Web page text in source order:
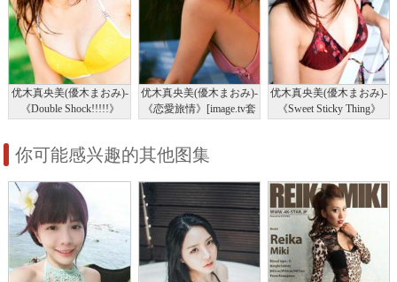
优木真央美(優木まおみ)-
《Double Shock!!!!!》
优木真央美(優木まおみ)-
《恋愛旅情》[image.tv套
优木真央美(優木まおみ)-
《Sweet Sticky Thing》
你可能感兴趣的其他图集